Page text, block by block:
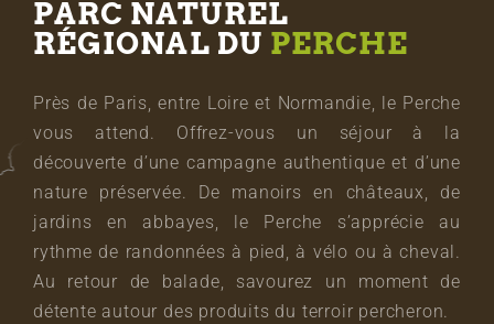
PARC NATUREL
RÉGIONAL DU PERCHE
Près de Paris, entre Loire et Normandie, le Perche
vous attend. Offrez-vous un séjour à la
découverte d’une campagne authentique et d’une
nature préservée. De manoirs en châteaux, de
jardins en abbayes, le Perche s’apprécie au
rythme de randonnées à pied, à vélo ou à cheval.
Au retour de balade, savourez un moment de
détente autour des produits du terroir percheron.